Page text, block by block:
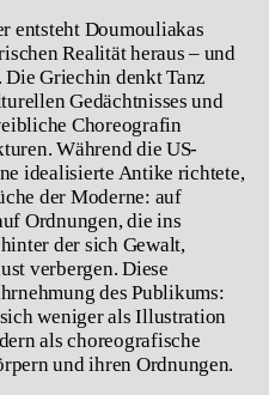
entsteht Doumouliakas
Realität heraus – und
Griechin denkt Tanz
Gedächtnisses und
Choreografin
Während die US-
idealisierte Antike richtete,
der Moderne: auf
Ordnungen, die ins
der sich Gewalt,
verbergen. Diese
des Publikums:
weniger als Illustration
als choreografische
und ihren Ordnungen.